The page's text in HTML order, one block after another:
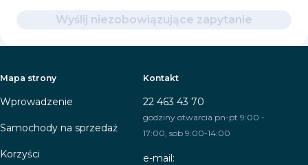
Wyślij niezobowiązujące zapytanie
Mapa strony
Wprowadzenie
Samochody na sprzedaż
Korzyści
Kontakt
22 463 43 70
godziny otwarcia pn-pt 9:00 -
17:00, sob 9:00-14:00
e-mail: